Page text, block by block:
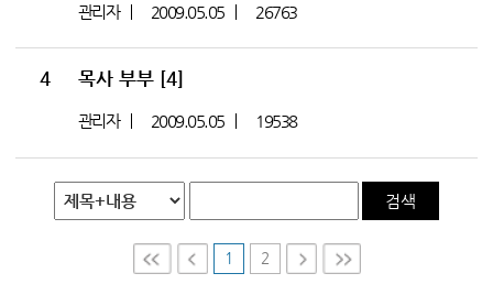
관리자 2009.05.05 26763
4 목사 부부 [4]
관리자 2009.05.05 19538
검색
1
2